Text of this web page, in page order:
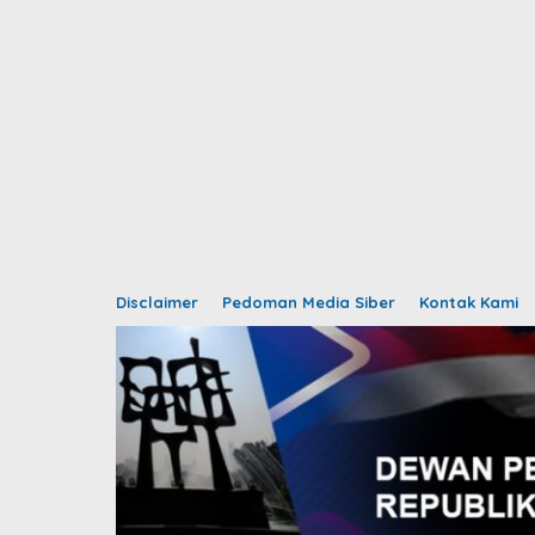
Disclaimer Pedoman Media Siber Kontak Kami